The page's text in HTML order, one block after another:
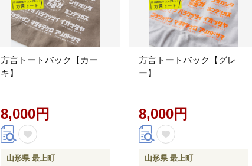
方言トートバック【カー
キ】
8,000円
山形県 最上町
方言トートバック【グレ
ー】
8,000円
山形県 最上町